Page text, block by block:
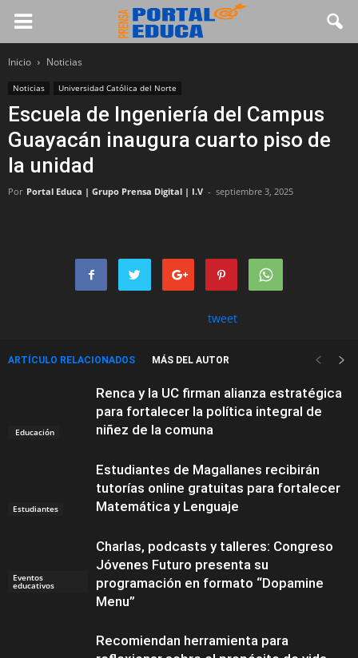
Inicio Noticias
Noticias Universidad Católica del Norte
Escuela de Ingeniería del Campus
Guayacán inaugura cuarto piso de
la unidad
Por Portal Educa | Grupo Prensa Digital | I.V - septiembre 3, 2025
tweet
ARTÍCULO RELACIONADOS MÁS DEL AUTOR
Educación
Renca y la UC firman alianza estratégica
para fortalecer la política integral de
niñez de la comuna
Estudiantes
Estudiantes de Magallanes recibirán
tutorías online gratuitas para fortalecer
Matemática y Lenguaje
Eventos
educativos
Charlas, podcasts y talleres: Congreso
Jóvenes Futuro presenta su
programación en formato “Dopamine
Menu”
Recomiendan herramienta para